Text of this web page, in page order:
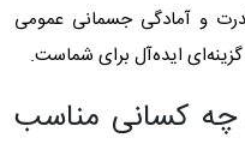
و آمادگی جسمانی عمومی
ایده‌آل برای شماست.
کسانی مناسب